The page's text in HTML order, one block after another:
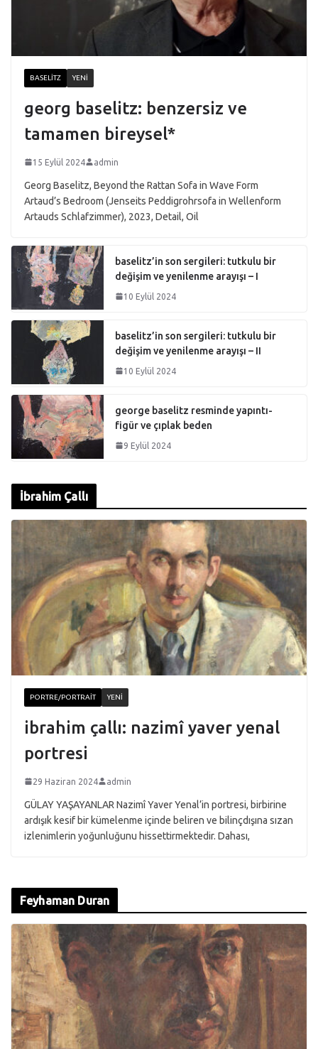
BASELITZ YENI
georg baselitz: benzersiz ve
tamamen bireysel*
15 Eylül 2024 admin
Georg Baselitz, Beyond the Rattan Sofa in Wave Form
Artaud’s Bedroom (Jenseits Peddigrohrsofa in Wellenform
Artauds Schlafzimmer), 2023, Detail, Oil
baselitz’in son sergileri: tutkulu bir
değişim ve yenilenme arayışı – I
10 Eylül 2024
baselitz’in son sergileri: tutkulu bir
değişim ve yenilenme arayışı – II
10 Eylül 2024
george baselitz resminde yapıntı-
figür ve çıplak beden
9 Eylül 2024
İbrahim Çallı
PORTRE/PORTRAIT YENI
ibrahim çallı: nazimî yaver yenal
portresi
29 Haziran 2024 admin
GÜLAY YAŞAYANLAR Nazimî Yaver Yenal’in portresi, birbirine
ardışık kesif bir kümelenme içinde beliren ve bilinçdışına sızan
izlenimlerin yoğunluğunu hissettirmektedir. Dahası,
Feyhaman Duran